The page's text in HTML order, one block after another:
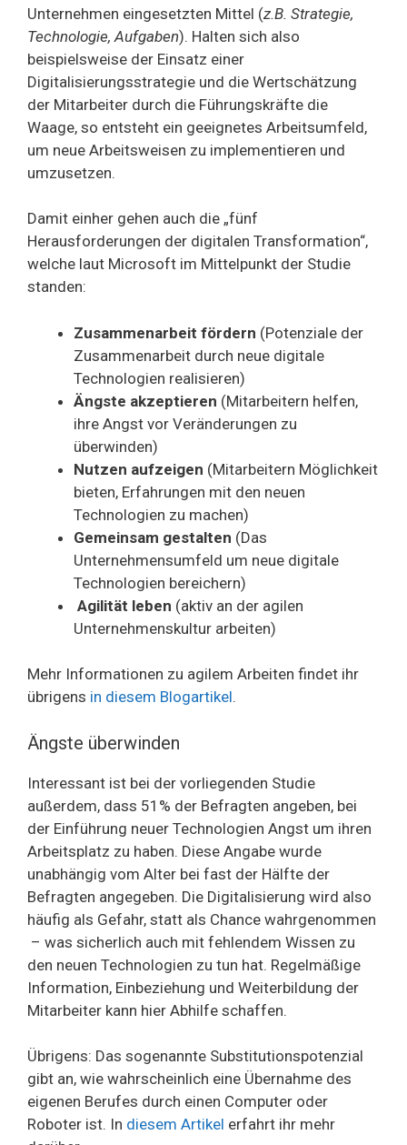
Unternehmen eingesetzten Mittel (z.B. Strategie,
Technologie, Aufgaben). Halten sich also
beispielsweise der Einsatz einer
Digitalisierungsstrategie und die Wertschätzung
der Mitarbeiter durch die Führungskräfte die
Waage, so entsteht ein geeignetes Arbeitsumfeld,
um neue Arbeitsweisen zu implementieren und
umzusetzen.
Damit einher gehen auch die „fünf
Herausforderungen der digitalen Transformation“,
welche laut Microsoft im Mittelpunkt der Studie
standen:
Zusammenarbeit fördern (Potenziale der
Zusammenarbeit durch neue digitale
Technologien realisieren)
Ängste akzeptieren (Mitarbeitern helfen,
ihre Angst vor Veränderungen zu
überwinden)
Nutzen aufzeigen (Mitarbeitern Möglichkeit
bieten, Erfahrungen mit den neuen
Technologien zu machen)
Gemeinsam gestalten (Das
Unternehmensumfeld um neue digitale
Technologien bereichern)
Agilität leben (aktiv an der agilen
Unternehmenskultur arbeiten)
Mehr Informationen zu agilem Arbeiten findet ihr
übrigens in diesem Blogartikel.
Ängste überwinden
Interessant ist bei der vorliegenden Studie
außerdem, dass 51% der Befragten angeben, bei
der Einführung neuer Technologien Angst um ihren
Arbeitsplatz zu haben. Diese Angabe wurde
unabhängig vom Alter bei fast der Hälfte der
Befragten angegeben. Die Digitalisierung wird also
häufig als Gefahr, statt als Chance wahrgenommen
– was sicherlich auch mit fehlendem Wissen zu
den neuen Technologien zu tun hat. Regelmäßige
Information, Einbeziehung und Weiterbildung der
Mitarbeiter kann hier Abhilfe schaffen.
Übrigens: Das sogenannte Substitutionspotenzial
gibt an, wie wahrscheinlich eine Übernahme des
eigenen Berufes durch einen Computer oder
Roboter ist. In diesem Artikel erfahrt ihr mehr